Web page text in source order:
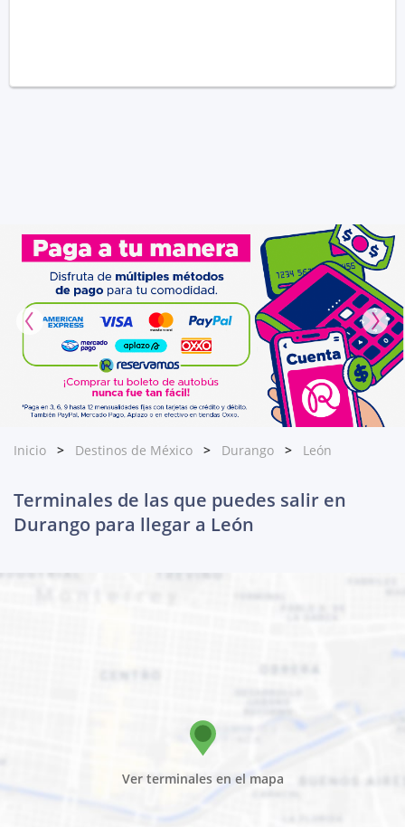
Inicio Destinos de México Durango León
Terminales de las que puedes salir en
Durango para llegar a León
Ver terminales en el mapa